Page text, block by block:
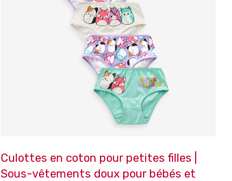
Culottes en coton pour petites filles |
Sous-vêtements doux pour bébés et